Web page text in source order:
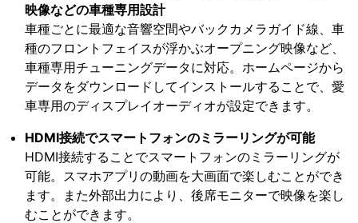
映像などの車種専用設計
車種ごとに最適な音響空間やバックカメラガイド線、車
種のフロントフェイスが浮かぶオープニング映像など、
車種専用チューニングデータに対応。ホームページから
データをダウンロードしてインストールすることで、愛
車専用のディスプレイオーディオが設定できます。
HDMI接続でスマートフォンのミラーリングが可能
HDMI接続することでスマートフォンのミラーリングが
可能。スマホアプリの動画を大画面で楽しむことができ
ます。また外部出力により、後席モニターで映像を楽し
むことができます。